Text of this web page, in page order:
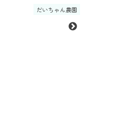
だいちゃん農園